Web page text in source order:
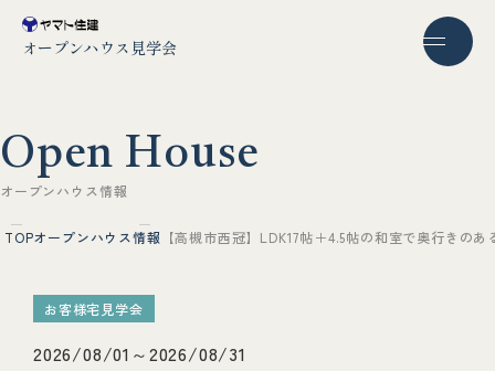
オープンハウス見学会
Open House
オー プンハ ウ ス情報
TOPオープンハウス情報 【高槻市西冠】LDK17帖＋4.5帖の和室で奥行きの
お客様宅見学会
2026/08/01～2026/08/31